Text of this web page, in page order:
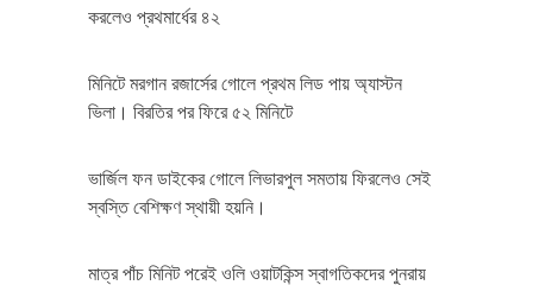
করলেও প্রথমার্ধের ৪২
মিনিটে মরগান রজার্সের গোলে প্রথম লিড পায় অ্যাস্টন
ভিলা। বিরতির পর ফিরে ৫২ মিনিটে
ভার্জিল ফন ডাইকের গোলে লিভারপুল সমতায় ফিরলেও সেই
স্বস্তি বেশিক্ষণ স্থায়ী হয়নি।
মাত্র পাঁচ মিনিট পরেই ওলি ওয়াটকিন্স স্বাগতিকদের পুনরায়